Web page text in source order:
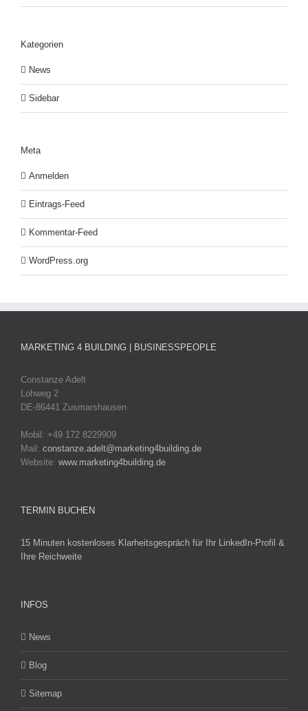
Kategorien
News
Sidebar
Meta
Anmelden
Eintrags-Feed
Kommentar-Feed
WordPress.org
MARKETING 4 BUILDING | BUSINESSPEOPLE
Constanze Adelt
Lohweg 2
DE-86441 Zusmarshausen
Mobil: +49 172 8229909
Mail: constanze.adelt@marketing4building.de
Website: www.marketing4building.de
TERMIN BUCHEN
15 Minuten kostenloses Klarheitsgespräch für Ihr LinkedIn-Profil &
Ihre Reichweite
INFOS
News
Blog
Sitemap